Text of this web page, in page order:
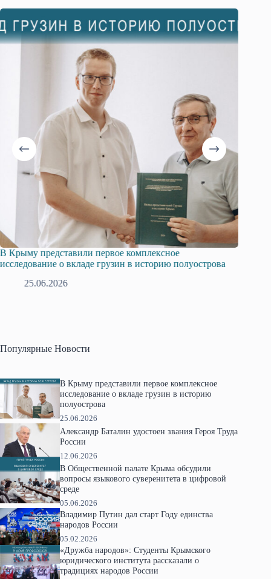
В Крыму представили первое комплексное
исследование о вкладе грузин в историю полуострова
25.06.2026
Популярные Новости
В Крыму представили первое комплексное
исследование о вкладе грузин в историю
полуострова
25.06.2026
Александр Баталин удостоен звания Героя Труда
России
12.06.2026
В Общественной палате Крыма обсудили
вопросы языкового суверенитета в цифровой
среде
05.06.2026
Владимир Путин дал старт Году единства
народов России
05.02.2026
«Дружба народов»: Студенты Крымского
юридического института рассказали о
традициях народов России